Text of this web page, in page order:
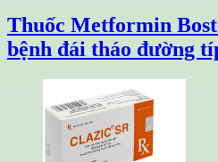
Thuốc Metformin
bệnh đái tháo đường